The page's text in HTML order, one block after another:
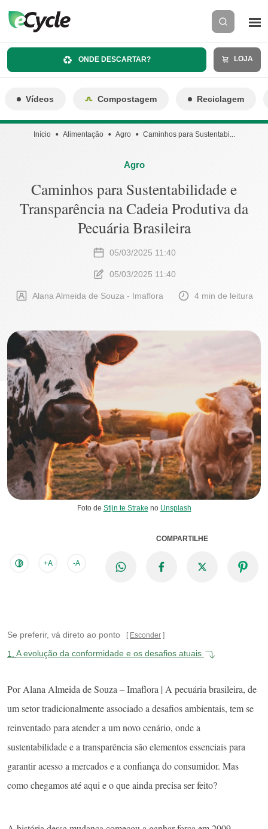
ONDE DESCARTAR? LOJA
Vídeos Compostagem Reciclagem
Início Alimentação Agro Caminhos para Sustentabi...
Agro
Caminhos para Sustentabilidade e
Transparência na Cadeia Produtiva da
Pecuária Brasileira
05/03/2025 11:40
05/03/2025 11:40
Alana Almeida de Souza - Imaflora 4 min de leitura
Foto de Stijn te Strake no Unsplash
+A -A
COMPARTILHE
Se preferir, vá direto ao ponto Esconder
1. A evolução da conformidade e os desafios atuais
Por Alana Almeida de Souza – Imaflora | A pecuária brasileira, de
um setor tradicionalmente associado a desafios ambientais, tem se
reinventado para atender a um novo cenário, onde a
sustentabilidade e a transparência são elementos essenciais para
garantir acesso a mercados e a confiança do consumidor. Mas
como chegamos até aqui e o que ainda precisa ser feito?